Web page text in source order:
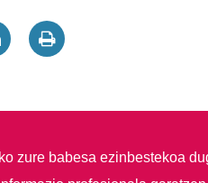
zure babesa ezinbestekoa